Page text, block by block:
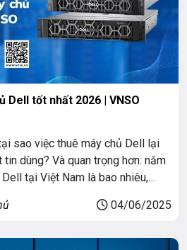
Dell tốt nhất 2026 | VNSO
sao việc thuê máy chủ Dell lại
dùng? Và quan trọng hơn: năm
tại Việt Nam là bao nhiêu,
04/06/2025